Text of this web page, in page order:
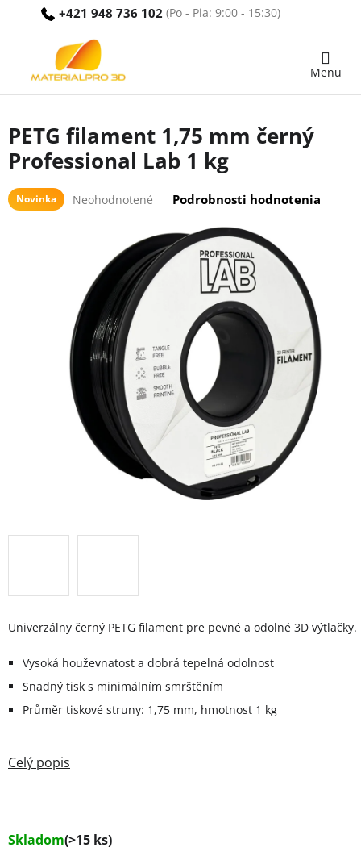
+421 948 736 102
Nákupný
PETG filament 1,75 mm černý
Professional Lab 1 kg
Novinka
hodnotenie
hviezdičiek.
Neohodnotené Podrobnosti hodnotenia
Skladom(>15 ks)
Univerzálny černý PETG filament pre pevné a odolné 3D výtlačky.
Vysoká houževnatost a dobrá tepelná odolnost
Snadný tisk s minimálním smrštěním
Průměr tiskové struny: 1,75 mm, hmotnost 1 kg